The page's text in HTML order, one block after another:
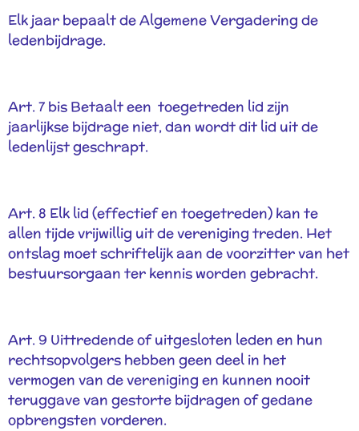
Elk jaar bepaalt de Algemene Vergadering de
ledenbijdrage.
Art. 7 bis Betaalt een toegetreden lid zijn
jaarlijkse bijdrage niet, dan wordt dit lid uit de
ledenlijst geschrapt.
Art. 8 Elk lid (effectief en toegetreden) kan te
allen tijde vrijwillig uit de vereniging treden. Het
ontslag moet schriftelijk aan de voorzitter van het
bestuursorgaan ter kennis worden gebracht.
Art. 9 Uittredende of uitgesloten leden en hun
rechtsopvolgers hebben geen deel in het
vermogen van de vereniging en kunnen nooit
teruggave van gestorte bijdragen of gedane
opbrengsten vorderen.